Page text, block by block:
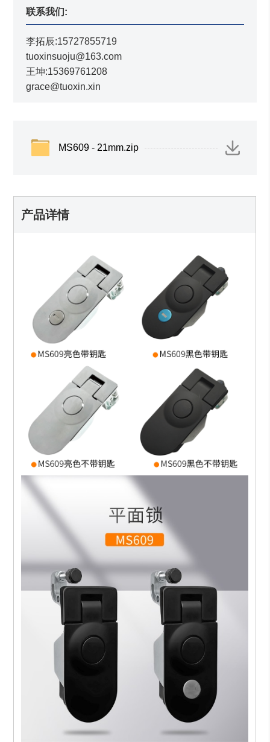
联系我们:
李拓辰:15727855719
tuoxinsuoju@163.com
王坤:15369761208
grace@tuoxin.xin
MS609 - 21mm.zip
产品详情